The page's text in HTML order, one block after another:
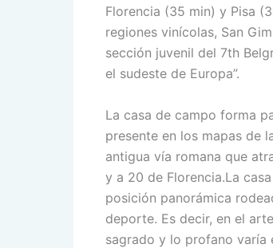
Florencia (35 min) y Pisa
regiones vinícolas, San
sección juvenil del 7th
el sudeste de Europa”.
La casa de campo forma
presente en los mapas de
antigua vía romana que
y a 20 de Florencia.La
posición panorámica
deporte. Es decir, en el
sagrado y lo profano varía